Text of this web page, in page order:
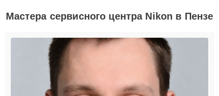
Мастера сервисного центра Nikon в Пензе